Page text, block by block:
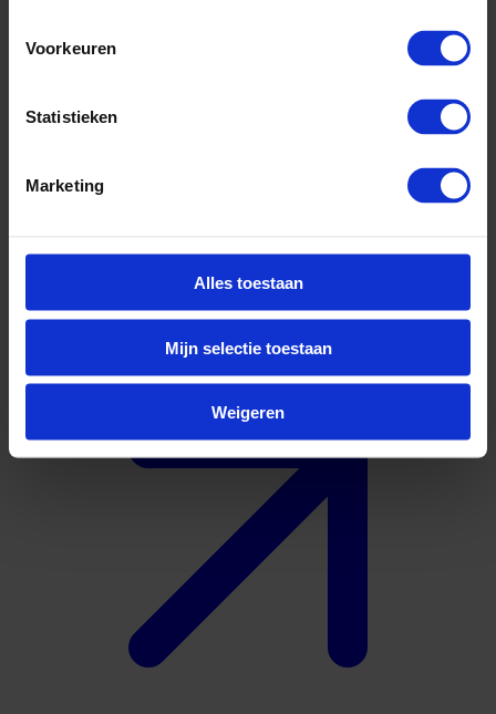
Voorkeuren
Statistieken
Marketing
Alles toestaan
Mijn selectie toestaan
Weigeren